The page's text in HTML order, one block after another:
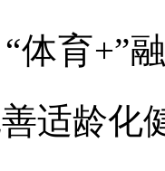
体育+”
适龄化